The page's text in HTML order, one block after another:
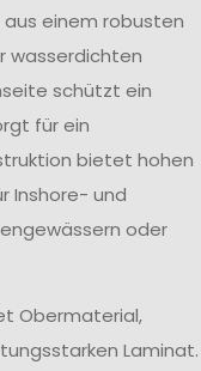
einem robusten
wasserdichten
schützt ein
für ein
bietet hohen
Inshore- und
oder
Obermaterial,
Laminat.